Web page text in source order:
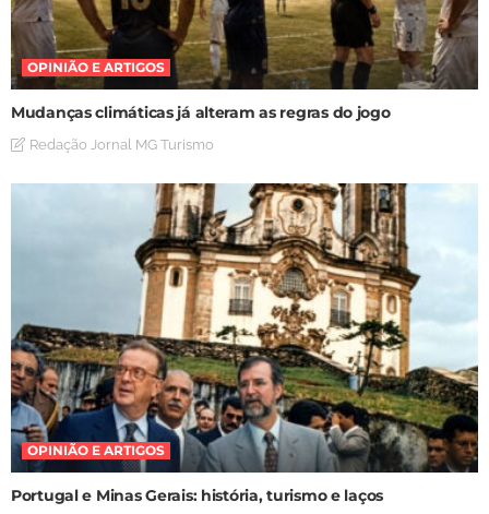
OPINIÃO E ARTIGOS
Mudanças climáticas já alteram as regras do jogo
Redação Jornal MG Turismo
OPINIÃO E ARTIGOS
Portugal e Minas Gerais: história, turismo e laços